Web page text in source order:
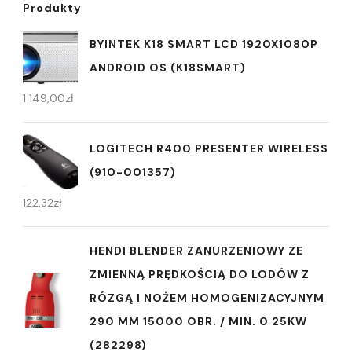
Produkty
BYINTEK K18 SMART LCD 1920X1080P
ANDROID OS (K18SMART)
1 149,00zł
LOGITECH R400 PRESENTER WIRELESS
(910-001357)
122,32zł
HENDI BLENDER ZANURZENIOWY ZE
ZMIENNĄ PRĘDKOŚCIĄ DO LODÓW Z
RÓZGĄ I NOŻEM HOMOGENIZACYJNYM
290 MM 15000 OBR. / MIN. 0 25KW
(282298)